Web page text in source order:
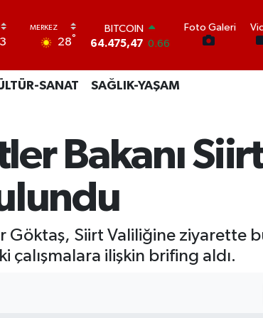
28°
DOLAR
47,5971 0.05
55,1336
STERLİN
6527.85
BİST100
13.703 0
Foto Galeri
SANAT SAĞLIK-YAŞAM
Bakanı Siirt
Göktaş, Siirt Valiliğine ziyarette
çalışmalara ilişkin brifing aldı.